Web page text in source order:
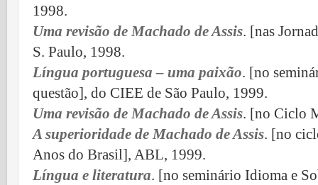
1998.
Uma revisão de Machado de Assis. [nas
S. Paulo, 1998.
Língua portuguesa – uma paixão. [no
questão], do CIEE de São Paulo, 1999.
Uma revisão de Machado de Assis. [no Ciclo
A superioridade de Machado de Assis. [no
Anos do Brasil], ABL, 1999.
Língua e literatura. [no seminário Idioma e